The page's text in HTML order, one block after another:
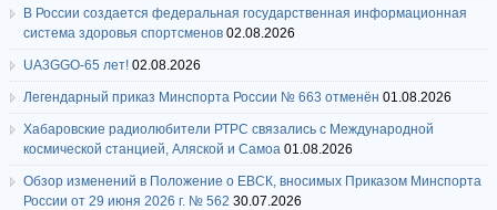
В России создается федеральная государственная информационная
система здоровья спортсменов 02.08.2026
UA3GGO-65 лет! 02.08.2026
Легендарный приказ Минспорта России № 663 отменён 01.08.2026
Хабаровские радиолюбители РТРС связались с Международной
космической станцией, Аляской и Самоа 01.08.2026
Обзор изменений в Положение о ЕВСК, вносимых Приказом Минспорта
России от 29 июня 2026 г. № 562 30.07.2026